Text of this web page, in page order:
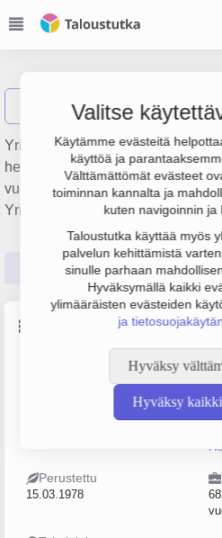
Valitse
Käytämme evästeitä
käyttöä ja
Välttämättömät evästeet
toiminnan kannalta ja
kuten navigoinnin ja
Taloustutka käyttää myös
palvelun kehittämistä
sinulle parhaan
Hyväksymällä kaikki
ylimääräisten evästeiden
ja
Hyväksy
Hyväksy kaikki
Näytä haku O Opla
Yrityksen Opla Oy liikevaihto on
henkilöstömäärä 1. Sen
vuokraus ja hallinta,
Yrityksen yhtiömuoto Osakeyhtiö
Perustiedot Tilinpäätösluvut
Perustettu
15.03.1978